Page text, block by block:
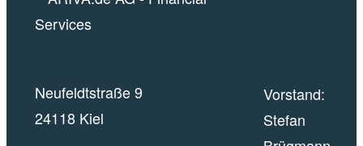
Neufeldtstraße 9
24118 Kiel
Vorstand:
Stefan